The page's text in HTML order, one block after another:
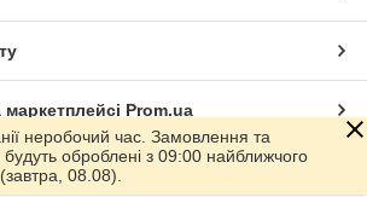
Prom.ua
неробочий час. Замовлення та
оброблені з 09:00 найближчого
08.08).